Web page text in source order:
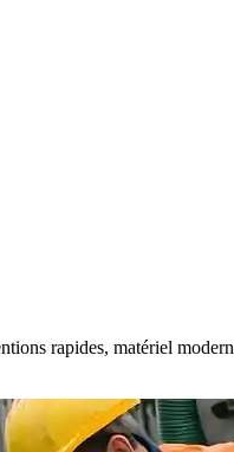
rapides, matériel